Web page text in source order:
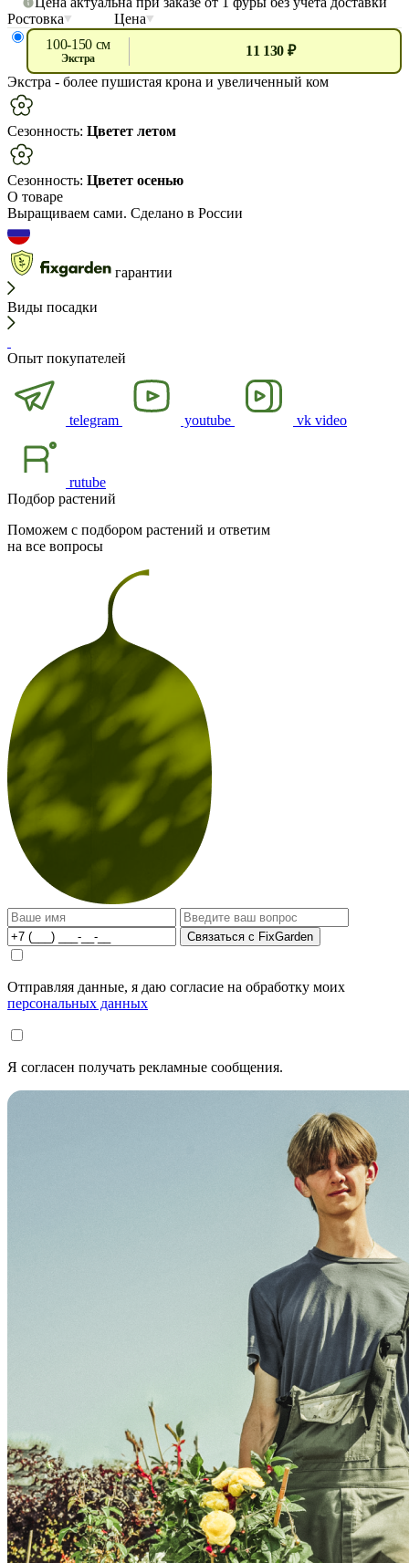
Ростовка
Цена
100-150 см
экстра
11 130 ₽
Экстра - более пушистая крона и увеличенный ком
Сезонность: Цветет летом
Сезонность: Цветет осенью
О товаре
Выращиваем сами. Сделано в России
гарантии
Виды посадки
Опыт покупателей
telegram youtube vk video
rutube
Подбор растений
Поможем с подбором растений и ответим
на все вопросы
Связаться с FixGarden
Отправляя данные, я даю согласие на обработку моих
персональных данных
Я согласен получать рекламные сообщения.